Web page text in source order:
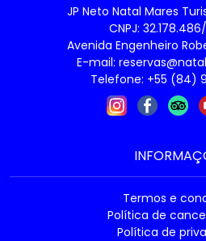
JP Neto Natal Mares
CNPJ:
Avenida Engenheiro
E-mail:
Telefone: +55 (84)
Termos e
Política de
Política de